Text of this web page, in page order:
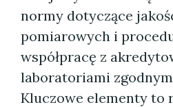
normy dotyczące
pomiarowych i
współpracę z
laboratoriami
Kluczowe elementy to